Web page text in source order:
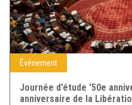
Événement
Journée d’étude '50e
anniversaire de la